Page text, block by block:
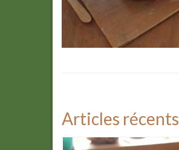
Articles récents